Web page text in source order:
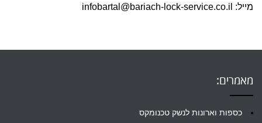
מייל: infobartal@bariach-lock-service.co.il
מאמרים:
כספות וארונות לנשק טכנומקס